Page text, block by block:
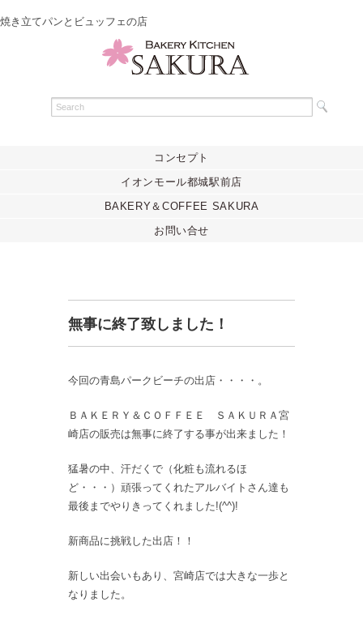
焼き立てパンとビュッフェの店
コンセプト
イオンモール都城駅前店
BAKERY＆COFFEE SAKURA
お問い合せ
無事に終了致しました！
今回の青島パークビーチの出店・・・・。
ＢＡＫＥＲＹ＆ＣＯＦＦＥＥ ＳＡＫＵＲＡ宮
崎店の販売は無事に終了する事が出来ました！
猛暑の中、汗だくで（化粧も流れるほ
ど・・・）頑張ってくれたアルバイトさん達も
最後までやりきってくれました!(^^)!
新商品に挑戦した出店！！
新しい出会いもあり、宮崎店では大きな一歩と
なりました。